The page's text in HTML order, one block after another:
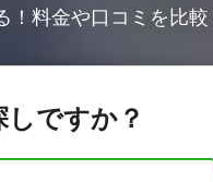
料金や口コミを比較
ですか？